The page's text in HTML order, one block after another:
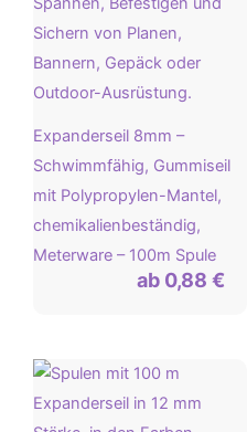
Expanderseil 8mm –
Schwimmfähig, Gummiseil
mit Polypropylen-Mantel,
chemikalienbeständig,
Meterware – 100m Spule
ab 0,88 €